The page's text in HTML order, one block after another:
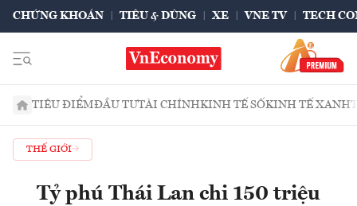
CHỨNG KHOÁN TIÊU & DÙNG XE VNE TV TECH
TIÊU ĐIỂMĐẦU TƯTÀI CHÍNHKINH TẾ SỐKINH TẾ XANH
THẾ GIỚI
Tỷ phú Thái Lan chi 150 triệu